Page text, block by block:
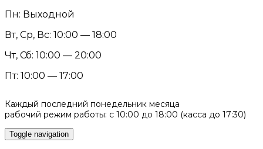
Пн: Выходной
Вт, Ср, Вс: 10:00 — 18:00
Чт, Сб: 10:00 — 20:00
Пт: 10:00 — 17:00
Каждый последний понедельник месяца
рабочий режим работы: с 10:00 до 18:00 (касса до 17:30)
Toggle navigation